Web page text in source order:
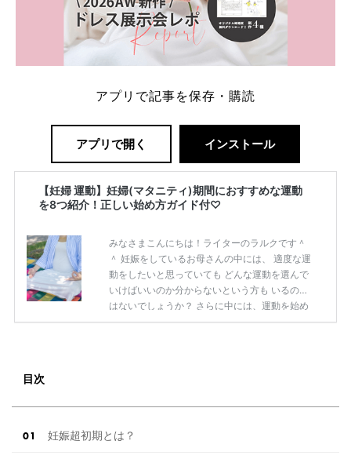
アプリで記事を保存・購読
アプリで開く インストール
【妊婦 運動】妊婦(マタニティ)期間におすすめな運動
を8つ紹介！正しい始め方ガイド付♡
みなさまこんにちは！ライターのラルクです＾
＾ 妊娠をしているお母さんの中には、 適度な運
動をしたいと思っていても どんな運動を選んで
いけばいいのか分からないという方も いるので
はないでしょうか？ さらに中には、運動を始め
るタイミングを 知りたいという方もいることで
と、考えることでしょう。 しかし、何より大切
目次
妊娠超初期とは？